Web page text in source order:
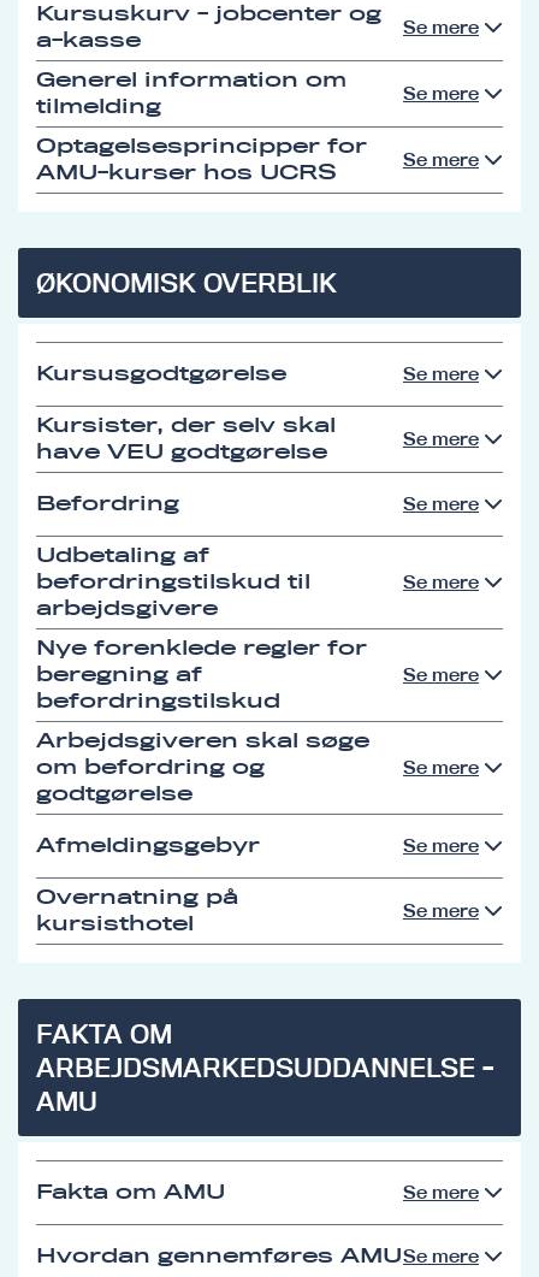
Kursuskurv - jobcenter og
a-kasse
Se mere
Generel information om
tilmelding
Se mere
Optagelsesprincipper for
AMU-kurser hos UCRS
Se mere
ØKONOMISK OVERBLIK
Kursusgodtgørelse Se mere
Kursister, der selv skal
have VEU godtgørelse
Se mere
Befordring Se mere
Udbetaling af
befordringstilskud til
arbejdsgivere
Se mere
Nye forenklede regler for
beregning af
befordringstilskud
Se mere
Arbejdsgiveren skal søge
om befordring og
godtgørelse
Se mere
Afmeldingsgebyr Se mere
Overnatning på
kursisthotel
Se mere
FAKTA OM
ARBEJDSMARKEDSUDDANNELSE -
AMU
Fakta om AMU Se mere
Hvordan gennemføres AMUSe mere